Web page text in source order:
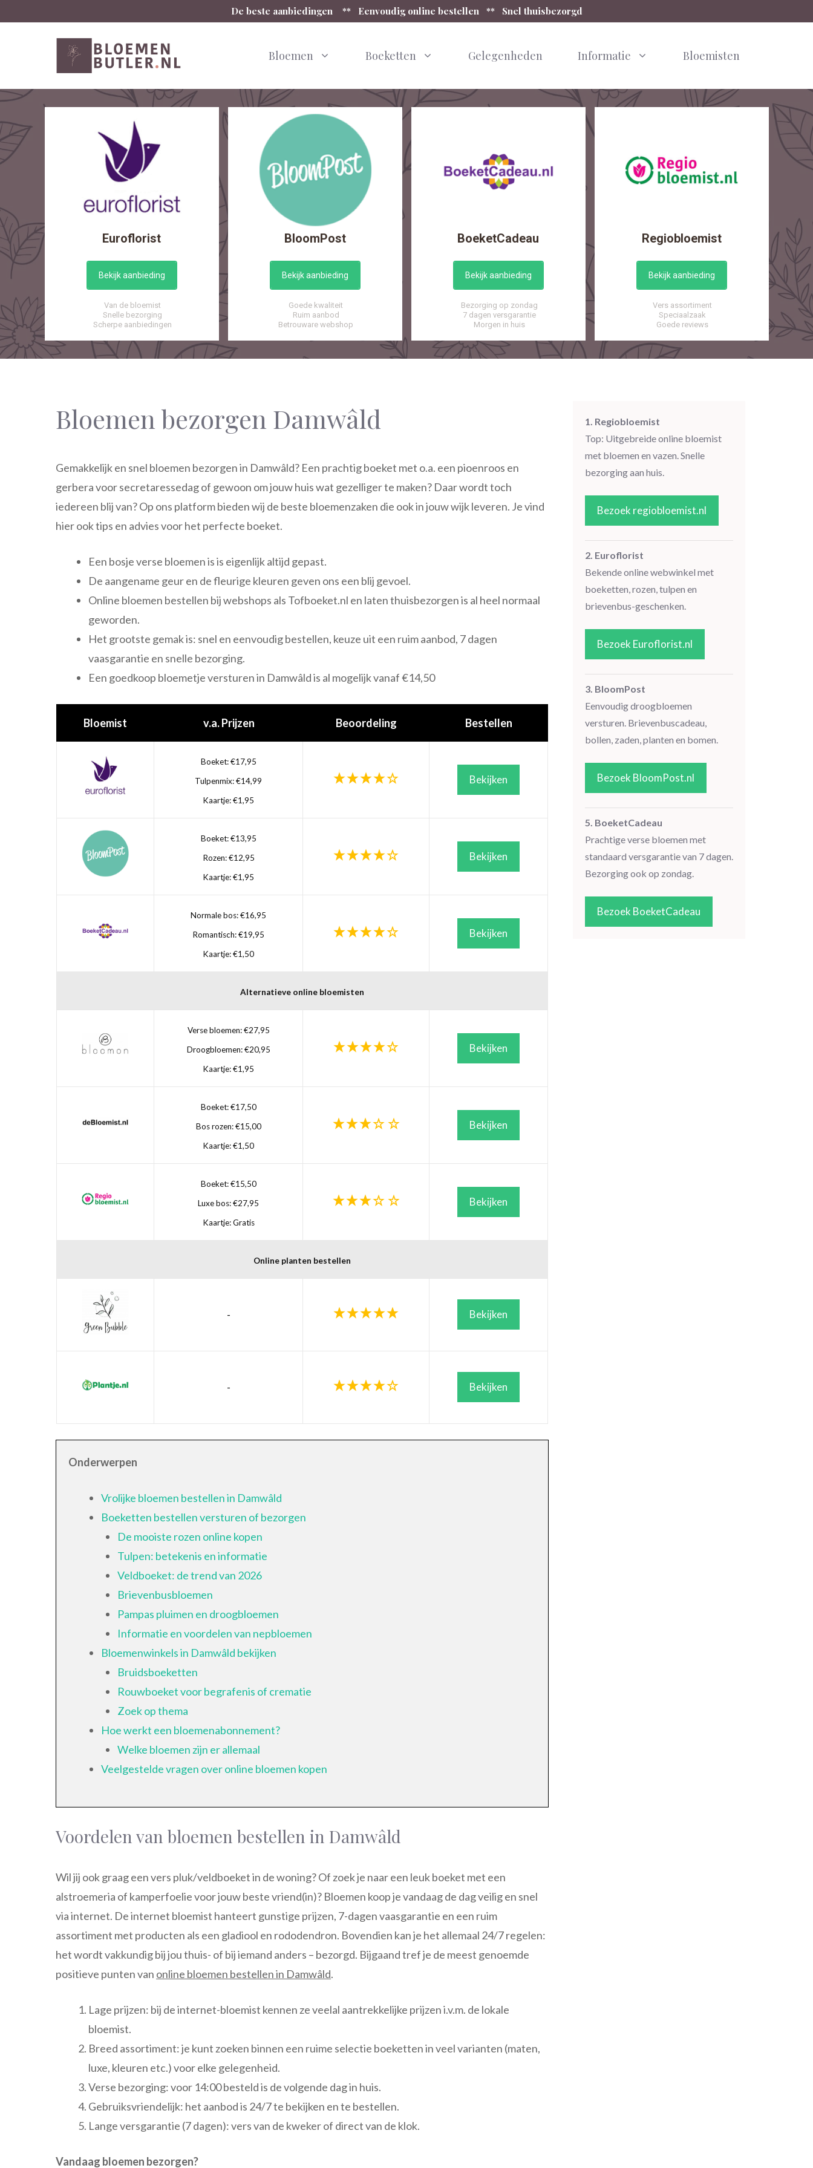
De beste aanbiedingen ** Eenvoudig online bestellen ** Snel thuisbezorgd
Bloemen Boeketten Gelegenheden Informatie Bloemisten
Euroflorist
Bekijk aanbieding
Van de bloemist
Snelle bezorging
Scherpe aanbiedingen
BloomPost
Bekijk aanbieding
Goede kwaliteit
Ruim aanbod
Betrouware webshop
BoeketCadeau
Bekijk aanbieding
Bezorging op zondag
7 dagen versgarantie
Morgen in huis
Regiobloemist
Bekijk aanbieding
Vers assortiment
Speciaalzaak
Goede reviews
Bloemen bezorgen Damwâld
Gemakkelijk en snel bloemen bezorgen in Damwâld? Een prachtig boeket met o.a. een pioenroos en
gerbera voor secretaressedag of gewoon om jouw huis wat gezelliger te maken? Daar wordt toch
iedereen blij van? Op ons platform bieden wij de beste bloemenzaken die ook in jouw wijk leveren. Je vind
hier ook tips en advies voor het perfecte boeket.
Een bosje verse bloemen is is eigenlijk altijd gepast.
De aangename geur en de fleurige kleuren geven ons een blij gevoel.
Online bloemen bestellen bij webshops als Tofboeket.nl en laten thuisbezorgen is al heel normaal
geworden.
Het grootste gemak is: snel en eenvoudig bestellen, keuze uit een ruim aanbod, 7 dagen
vaasgarantie en snelle bezorging.
Een goedkoop bloemetje versturen in Damwâld is al mogelijk vanaf €14,50
Bloemist v.a. Prijzen Beoordeling Bestellen
Boeket: €17,95
Tulpenmix: €14,99
Kaartje: €1,95
Bekijken
Boeket: €13,95
Rozen: €12,95
Kaartje: €1,95
Bekijken
Normale bos: €16,95
Romantisch: €19,95
Kaartje: €1,50
Bekijken
Alternatieve online bloemisten
Verse bloemen: €27,95
Droogbloemen: €20,95
Kaartje: €1,95
Bekijken
Boeket: €17,50
Bos rozen: €15,00
Kaartje: €1,50
Bekijken
Boeket: €15,50
Luxe bos: €27,95
Kaartje: Gratis
Bekijken
Online planten bestellen
- Bekijken
- Bekijken
Onderwerpen
Vrolijke bloemen bestellen in Damwâld
Boeketten bestellen versturen of bezorgen
De mooiste rozen online kopen
Tulpen: betekenis en informatie
Veldboeket: de trend van 2026
Brievenbusbloemen
Pampas pluimen en droogbloemen
Informatie en voordelen van nepbloemen
Bloemenwinkels in Damwâld bekijken
Bruidsboeketten
Rouwboeket voor begrafenis of crematie
Zoek op thema
Hoe werkt een bloemenabonnement?
Welke bloemen zijn er allemaal
Veelgestelde vragen over online bloemen kopen
Voordelen van bloemen bestellen in Damwâld
Wil jij ook graag een vers pluk/veldboeket in de woning? Of zoek je naar een leuk boeket met een
alstroemeria of kamperfoelie voor jouw beste vriend(in)? Bloemen koop je vandaag de dag veilig en snel
via internet. De internet bloemist hanteert gunstige prijzen, 7-dagen vaasgarantie en een ruim
assortiment met producten als een gladiool en rododendron. Bovendien kan je het allemaal 24/7 regelen:
het wordt vakkundig bij jou thuis- of bij iemand anders – bezorgd. Bijgaand tref je de meest genoemde
positieve punten van online bloemen bestellen in Damwâld.
Lage prijzen: bij de internet-bloemist kennen ze veelal aantrekkelijke prijzen i.v.m. de lokale
bloemist.
Breed assortiment: je kunt zoeken binnen een ruime selectie boeketten in veel varianten (maten,
luxe, kleuren etc.) voor elke gelegenheid.
Verse bezorging: voor 14:00 besteld is de volgende dag in huis.
Gebruiksvriendelijk: het aanbod is 24/7 te bekijken en te bestellen.
Lange versgarantie (7 dagen): vers van de kweker of direct van de klok.
Vandaag bloemen bezorgen?
1. Regiobloemist
Top: Uitgebreide online bloemist
met bloemen en vazen. Snelle
bezorging aan huis.
Bezoek regiobloemist.nl
2. Euroflorist
Bekende online webwinkel met
boeketten, rozen, tulpen en
brievenbus-geschenken.
Bezoek Euroflorist.nl
3. BloomPost
Eenvoudig droogbloemen
versturen. Brievenbuscadeau,
bollen, zaden, planten en bomen.
Bezoek BloomPost.nl
5. BoeketCadeau
Prachtige verse bloemen met
standaard versgarantie van 7 dagen.
Bezorging ook op zondag.
Bezoek BoeketCadeau